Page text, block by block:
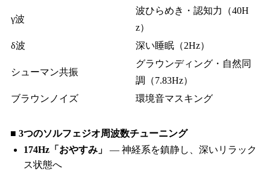
γ波
波ひらめき・認知力（40H
z）
δ波
深い睡眠（2Hz）
シューマン共振
グラウンディング・自然同
調（7.83Hz）
ブラウンノイズ
環境音マスキング
■ 3つのソルフェジオ周波数チューニング
174Hz「おやすみ」
— 神経系を鎮静し、深いリラック
ス状態へ